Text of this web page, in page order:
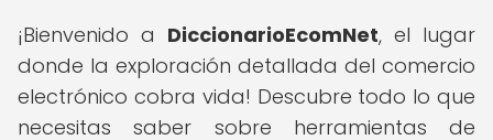
¡Bienvenido a DiccionarioEcomNet, el lugar
donde la exploración detallada del comercio
electrónico cobra vida! Descubre todo lo que
necesitas saber sobre herramientas de